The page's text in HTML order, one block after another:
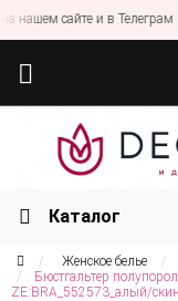
сайте и в Телеграм
Каталог
Женское белье
Бюстгальтер
ZE:BRA_552573_алый/скин